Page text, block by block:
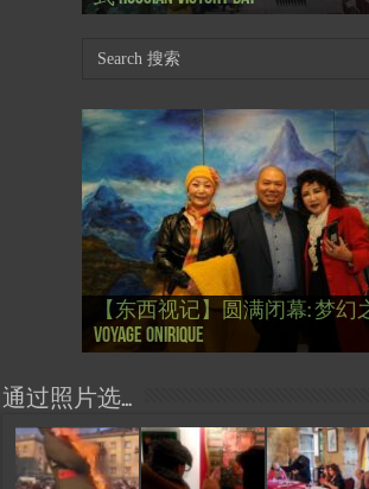
【东西视记】圆满闭幕: 梦幻
Voyage onirique
【东西视记】开幕：唐恽鉎
Tong, 梦幻之旅 Voyage onirique
【东西视记】展讯：唐恽鉎
Tong, 梦幻之旅 Voyage onirique
【跨年晚会】祝各位 佳年快乐
année 2023, Le feu d’artifice de Paris
【一画一故事】唐恽鉎 Michel
Painting One Story
【一画一故事】林象元 Lin
Painting One Story
【国际参考】芭蕾舞: 天鹅湖
大剧院版 Le lac des cygnes – Opéra
d’Ukraine
【国际参考】巴黎政府举行“
会” Soirée musicale à la mairie du
Février
【国际参考】巴黎“艺术之都”
月12日揭幕 Art Capital s’ouvre le
【东西视记】法国电影: “中
巴黎”，一种法国幽默与“预言”
chinois à Paris de J.Yanne
【东西视记】时装秀：巴黎时
的“顽童”与“不屈者” John
surdoué de la mode
【东西视记】法国“复兴会”
桥展】 Expo. que “RENAISSANCE”
organiser
通过照片选…